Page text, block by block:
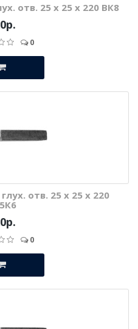
отв. 25 х 25 х 220 ВК8
0
отв. 25 х 25 х 220
0